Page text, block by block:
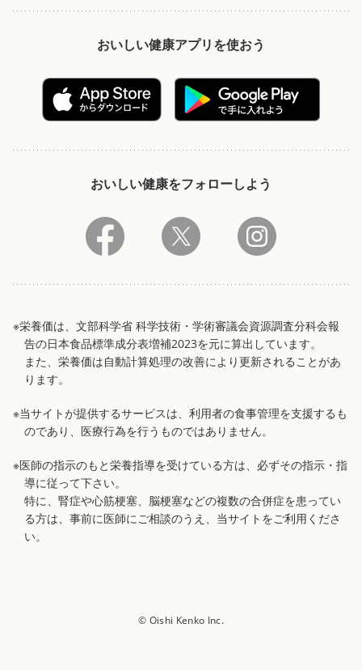
おいしい健康アプリを使おう
おいしい健康をフォローしよう
※栄養価は、文部科学省 科学技術・学術審議会資源調査分科会報
告の日本食品標準成分表増補2023を元に算出しています。
また、栄養価は自動計算処理の改善により更新されることがあ
ります。
※当サイトが提供するサービスは、利用者の食事管理を支援するも
のであり、医療行為を行うものではありません。
※医師の指示のもと栄養指導を受けている方は、必ずその指示・指
導に従って下さい。
特に、腎症や心筋梗塞、脳梗塞などの複数の合併症を患ってい
る方は、事前に医師にご相談のうえ、当サイトをご利用くださ
い。
© Oishi Kenko Inc.